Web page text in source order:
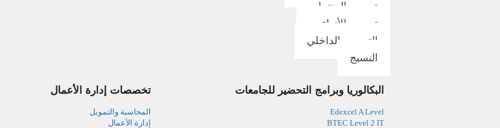
تصميم المنتجات
تصميم الأزياء
التصميم الداخلي
النسيج
البكالوريا وبرامج التحضير للجامعات
Edexcel A Level
BTEC Level 2 IT
تخصصات إدارة الأعمال
المحاسبة والتمويل
إدارة الأعمال